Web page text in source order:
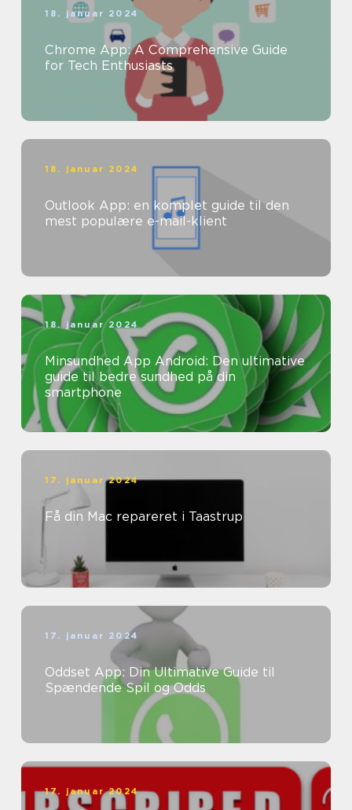
18. januar 2024
Chrome App: A Comprehensive Guide
for Tech Enthusiasts
18. januar 2024
Outlook App: en komplet guide til den
mest populære e-mail-klient
18. januar 2024
Minsundhed App Android: Den ultimative
guide til bedre sundhed på din
smartphone
17. januar 2024
Få din Mac repareret i Taastrup
17. januar 2024
Oddset App: Din Ultimative Guide til
Spændende Spil og Odds
17. januar 2024